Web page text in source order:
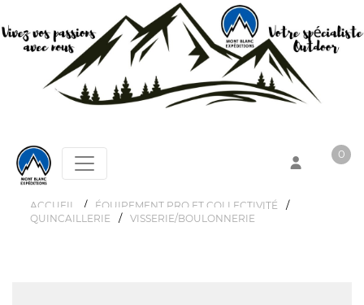
0
Votre panier est vide !
ACCUEIL / ÉQUIPEMENT PRO ET COLLECTIVITÉ /
QUINCAILLERIE / VISSERIE/BOULONNERIE